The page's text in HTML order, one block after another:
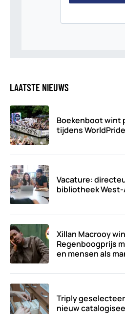
LAATSTE NIEUWS
Boekenboot wint
tijdens
Vacature:
bibliotheek
Xillan Macrooy
Regenboogprijs
en mensen als
Triply
nieuw